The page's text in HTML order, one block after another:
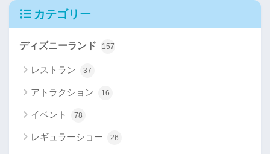
カテゴリー
ディズニーランド 157
レストラン 37
アトラクション 16
イベント 78
レギュラーショー 26